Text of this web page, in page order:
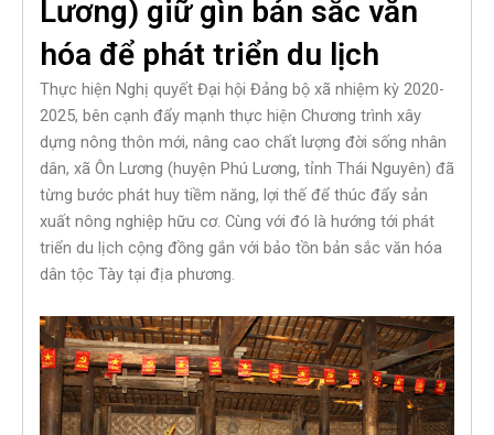
Lương) giữ gìn bản sắc văn
hóa để phát triển du lịch
Thực hiện Nghị quyết Đại hội Đảng bộ xã nhiệm kỳ 2020-
2025, bên cạnh đẩy mạnh thực hiện Chương trình xây
dựng nông thôn mới, nâng cao chất lượng đời sống nhân
dân, xã Ôn Lương (huyện Phú Lương, tỉnh Thái Nguyên) đã
từng bước phát huy tiềm năng, lợi thế để thúc đẩy sản
xuất nông nghiệp hữu cơ. Cùng với đó là hướng tới phát
triển du lịch cộng đồng gắn với bảo tồn bản sắc văn hóa
dân tộc Tày tại địa phương.